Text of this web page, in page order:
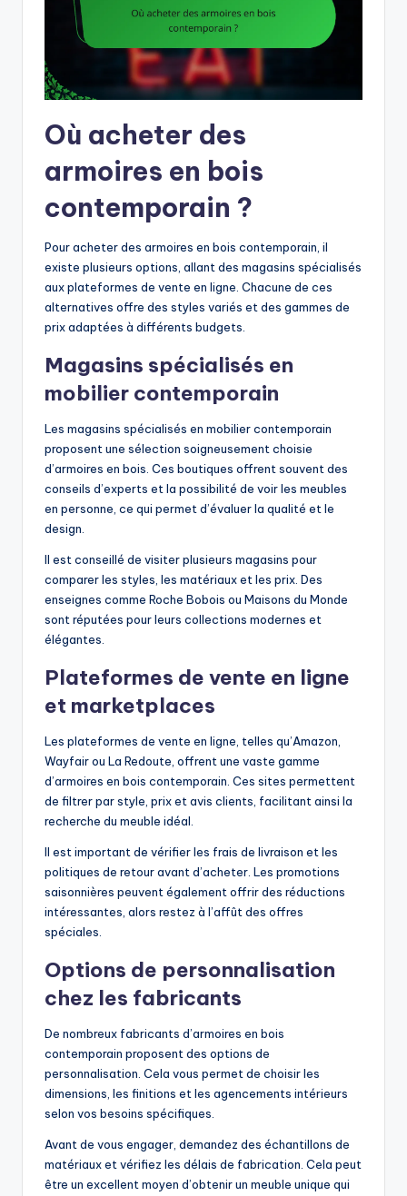
Où acheter des
armoires en bois
contemporain ?
Pour acheter des armoires en bois contemporain, il
existe plusieurs options, allant des magasins spécialisés
aux plateformes de vente en ligne. Chacune de ces
alternatives offre des styles variés et des gammes de
prix adaptées à différents budgets.
Magasins spécialisés en
mobilier contemporain
Les magasins spécialisés en mobilier contemporain
proposent une sélection soigneusement choisie
d’armoires en bois. Ces boutiques offrent souvent des
conseils d’experts et la possibilité de voir les meubles
en personne, ce qui permet d’évaluer la qualité et le
design.
Il est conseillé de visiter plusieurs magasins pour
comparer les styles, les matériaux et les prix. Des
enseignes comme Roche Bobois ou Maisons du Monde
sont réputées pour leurs collections modernes et
élégantes.
Plateformes de vente en ligne
et marketplaces
Les plateformes de vente en ligne, telles qu’Amazon,
Wayfair ou La Redoute, offrent une vaste gamme
d’armoires en bois contemporain. Ces sites permettent
de filtrer par style, prix et avis clients, facilitant ainsi la
recherche du meuble idéal.
Il est important de vérifier les frais de livraison et les
politiques de retour avant d’acheter. Les promotions
saisonnières peuvent également offrir des réductions
intéressantes, alors restez à l’affût des offres
spéciales.
Options de personnalisation
chez les fabricants
De nombreux fabricants d’armoires en bois
contemporain proposent des options de
personnalisation. Cela vous permet de choisir les
dimensions, les finitions et les agencements intérieurs
selon vos besoins spécifiques.
Avant de vous engager, demandez des échantillons de
matériaux et vérifiez les délais de fabrication. Cela peut
être un excellent moyen d’obtenir un meuble unique qui